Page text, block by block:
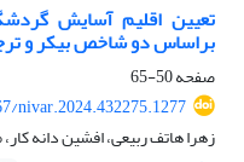
تعیین اقلیم آسایش
‏براساس دو شاخص بیکر و
صفحه50-65
nivar.2024.432275.1277
زهرا هاتف ربیعی، افشین دانه